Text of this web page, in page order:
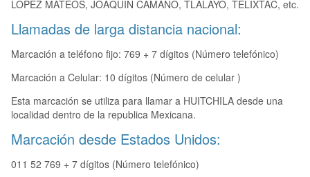
LOPEZ MATEOS, JOAQUIN CAMAÑO, TLALAYO, TELIXTAC, etc.
Llamadas de larga distancia nacional:
Marcación a teléfono fijo: 769 + 7 dígitos (Número telefónico)
Marcación a Celular: 10 dígitos (Número de celular )
Esta marcación se utiliza para llamar a HUITCHILA desde una
localidad dentro de la republica Mexicana.
Marcación desde Estados Unidos:
011 52 769 + 7 dígitos (Número telefónico)